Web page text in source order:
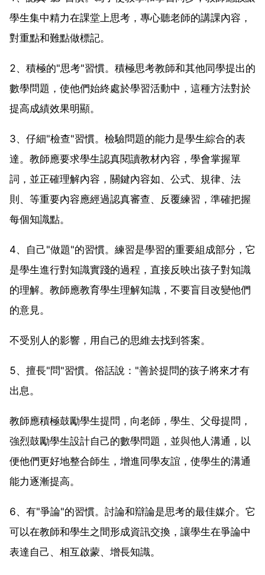
學生集中精力在課堂上思考，專心聽老師的講課內容，
對重點和難點做標記。
2、積極的"思考"習慣。積極思考教師和其他同學提出的
數學問題，使他們始終處於學習活動中，這種方法對於
提高成績效果明顯。
3、仔細"檢查"習慣。檢驗問題的能力是學生綜合的表
達。教師應要求學生認真閱讀教材內容，學會掌握單
詞，並正確理解內容，關鍵內容如、公式、規律、法
則、等重要內容應經過認真審查、反覆練習，準確把握
每個知識點。
4、自己"做題"的習慣。練習是學習的重要組成部分，它
是學生進行對知識實踐的過程，直接反映出孩子對知識
的理解。教師應教育學生理解知識，不要盲目改變他們
的意見。
不受別人的影響，用自己的思維去找到答案。
5、擅長"問"習慣。俗話說："善於提問的孩子將來才有
出息。
教師應積極鼓勵學生提問，向老師，學生、父母提問，
強烈鼓勵學生設計自己的數學問題，並與他人溝通，以
便他們更好地整合師生，增進同學友誼，使學生的溝通
能力逐漸提高。
6、有"爭論"的習慣。討論和辯論是思考的最佳媒介。它
可以在教師和學生之間形成資訊交換，讓學生在爭論中
表達自己、相互啟蒙、增長知識。